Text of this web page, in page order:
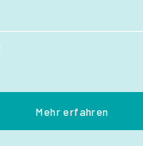
Mehr erfahren